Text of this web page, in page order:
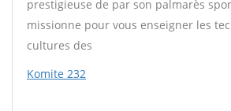
prestigieuse de par son palmarès
missionne pour vous enseigner les
cultures des
Komite 232